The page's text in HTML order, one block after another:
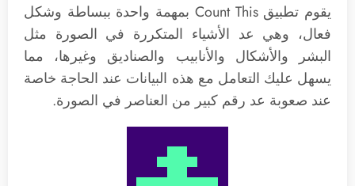
يقوم تطبيق Count This بمهمة واحدة ببساطة وشكل
فعال، وهي عد الأشياء المتكررة في الصورة مثل
البشر والأشكال والأنابيب والصناديق وغيرها، مما
يسهل عليك التعامل مع هذه البيانات عند الحاجة خاصة
عند صعوبة عد رقم كبير من العناصر في الصورة.